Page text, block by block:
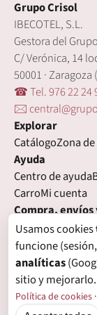
Grupo Crisol
IBECOTEL, S.L.
Gestora del
C/ Verónica, 14
50001 · Zaragoza
☎ Tel. 976 22 24
🖂
Explorar
CatálogoZona
Ayuda
Centro de ayuda
CarroMi cuenta
Compra,
Condiciones de
Plazos de entrega
Legal
Aviso legal
Política de
Usamos cookies
funcione
analíticas
sitio y mejorarlo.
Política de cookies ·